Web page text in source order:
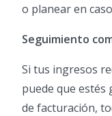
o planear en
Seguimiento
Si tus ingresos
puede que estés
de facturación,